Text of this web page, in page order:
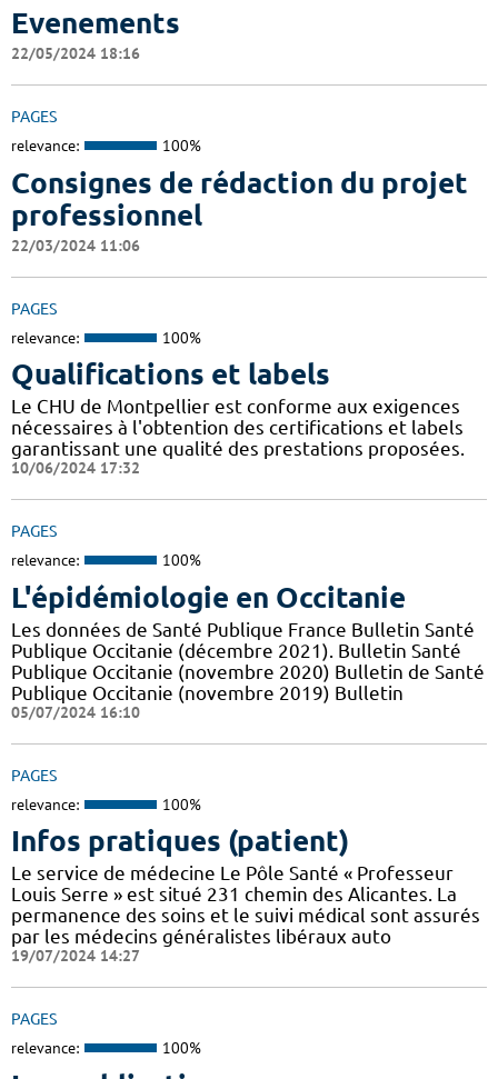
Evenements
22/05/2024 18:16
PAGES
relevance: 100%
Consignes de rédaction du projet
professionnel
22/03/2024 11:06
PAGES
relevance: 100%
Qualifications et labels
Le CHU de Montpellier est conforme aux exigences
nécessaires à l'obtention des certifications et labels
garantissant une qualité des prestations proposées.
10/06/2024 17:32
PAGES
relevance: 100%
L'épidémiologie en Occitanie
Les données de Santé Publique France Bulletin Santé
Publique Occitanie (décembre 2021). Bulletin Santé
Publique Occitanie (novembre 2020) Bulletin de Santé
Publique Occitanie (novembre 2019) Bulletin
05/07/2024 16:10
PAGES
relevance: 100%
Infos pratiques (patient)
Le service de médecine Le Pôle Santé « Professeur
Louis Serre » est situé 231 chemin des Alicantes. La
permanence des soins et le suivi médical sont assurés
par les médecins généralistes libéraux auto
19/07/2024 14:27
PAGES
relevance: 100%